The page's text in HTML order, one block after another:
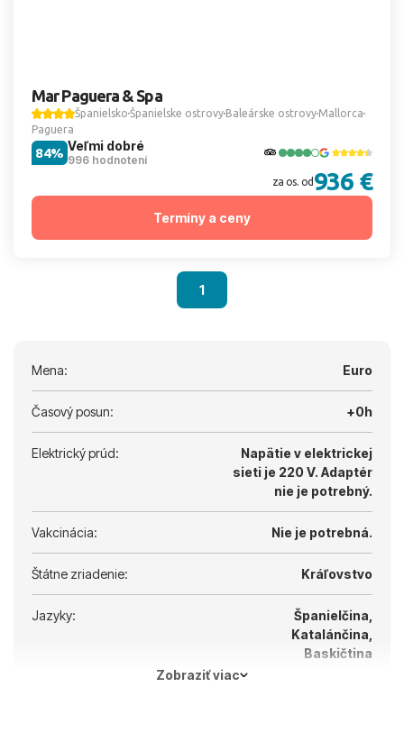
Mar Paguera & Spa
Španielsko Španielske ostrovy Baleárske ostrovy Mallorca
Paguera
Veľmi dobré
996 hodnotení
84%
za os. od 936 €
Termíny a ceny
1
Mena: Euro
Časový posun: +0h
Elektrický prúd:
Napätie v elektrickej
sieti je 220 V. Adaptér
nie je potrebný.
Vakcinácia: Nie je potrebná.
Štátne zriadenie: Kráľovstvo
Jazyky:
Španielčina,
Katalánčina,
Baskičtina
Zobraziť viac